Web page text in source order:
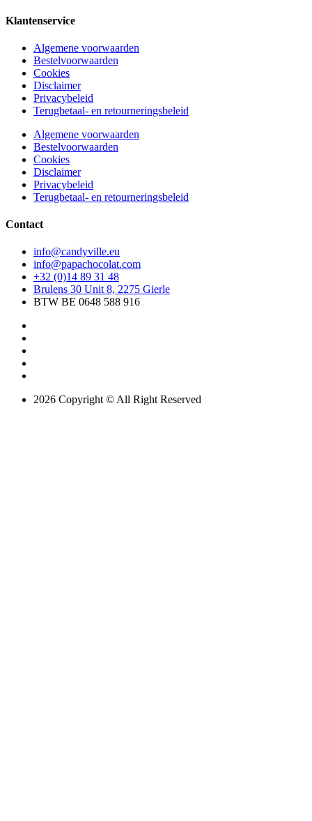
Klantenservice
Algemene voorwaarden
Bestelvoorwaarden
Cookies
Disclaimer
Privacybeleid
Terugbetaal- en retourneringsbeleid
Algemene voorwaarden
Bestelvoorwaarden
Cookies
Disclaimer
Privacybeleid
Terugbetaal- en retourneringsbeleid
Contact
info@candyville.eu
info@papachocolat.com
+32 (0)14 89 31 48
Brulens 30 Unit 8, 2275 Gierle
BTW BE 0648 588 916
2026 Copyright © All Right Reserved